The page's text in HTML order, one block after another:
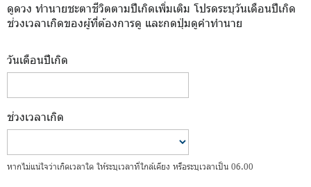
ดูดวง ทำนายชะตาชีวิตตามปีเกิดเพิ่มเติม โปรดระบุวันเดือนปีเกิด
ช่วงเวลาเกิดของผู้ที่ต้องการดู และกดปุ่มดูคำทำนาย
วันเดือนปีเกิด
ช่วงเวลาเกิด
หากไม่แน่ใจว่าเกิดเวลาใด ให้ระบุเวลาที่ใกล้เคียง หรือระบุเวลาเป็น 06.00